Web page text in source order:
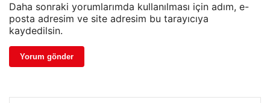
Daha sonraki yorumlarımda kullanılması için adım, e-
posta adresim ve site adresim bu tarayıcıya
kaydedilsin.